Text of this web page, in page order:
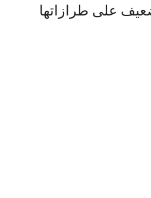
على طرازاتها